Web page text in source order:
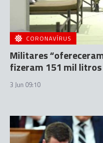
CORONAVÍRUS
Militares
fizeram 151 mil litros
3 Jun 09:10